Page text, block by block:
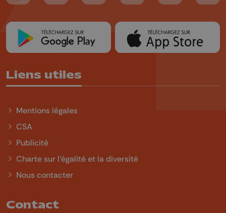
Liens utiles
Mentions légales
CSA
Publicité
Charte sur l'égalité et la diversité
Nous contacter
Contact